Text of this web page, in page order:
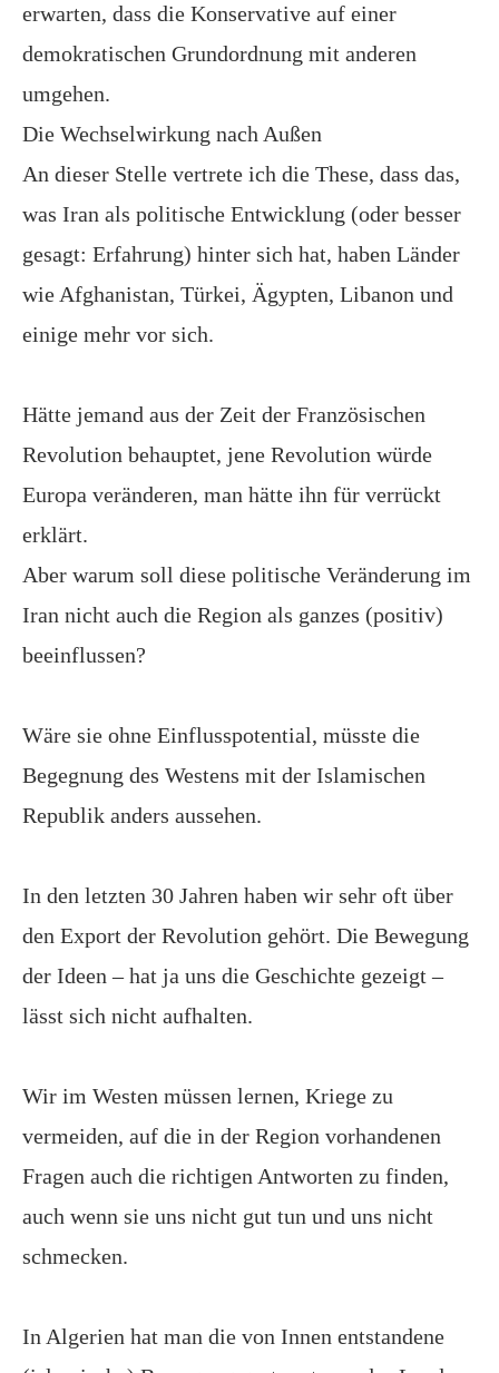
erwarten, dass die Konservative auf einer
demokratischen Grundordnung mit anderen
umgehen.
Die Wechselwirkung nach Außen
An dieser Stelle vertrete ich die These, dass das,
was Iran als politische Entwicklung (oder besser
gesagt: Erfahrung) hinter sich hat, haben Länder
wie Afghanistan, Türkei, Ägypten, Libanon und
einige mehr vor sich.
Hätte jemand aus der Zeit der Französischen
Revolution behauptet, jene Revolution würde
Europa veränderen, man hätte ihn für verrückt
erklärt.
Aber warum soll diese politische Veränderung im
Iran nicht auch die Region als ganzes (positiv)
beeinflussen?
Wäre sie ohne Einflusspotential, müsste die
Begegnung des Westens mit der Islamischen
Republik anders aussehen.
In den letzten 30 Jahren haben wir sehr oft über
den Export der Revolution gehört. Die Bewegung
der Ideen – hat ja uns die Geschichte gezeigt –
lässt sich nicht aufhalten.
Wir im Westen müssen lernen, Kriege zu
vermeiden, auf die in der Region vorhandenen
Fragen auch die richtigen Antworten zu finden,
auch wenn sie uns nicht gut tun und uns nicht
schmecken.
In Algerien hat man die von Innen entstandene